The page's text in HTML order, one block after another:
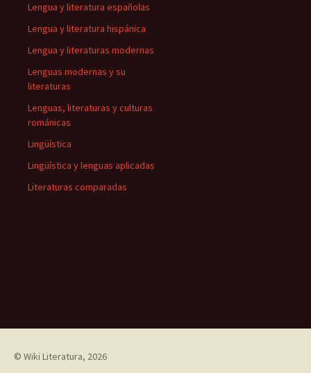
Lengua y literatura españolas
Lengua y literatura hispánica
Lengua y literaturas modernas
Lenguas modernas y su
literaturas
Lenguas, literaturas y culturas
románicas
Lingüística
Lingüística y lenguas aplicadas
Literaturas comparadas
© Wiki Literatura, 2026